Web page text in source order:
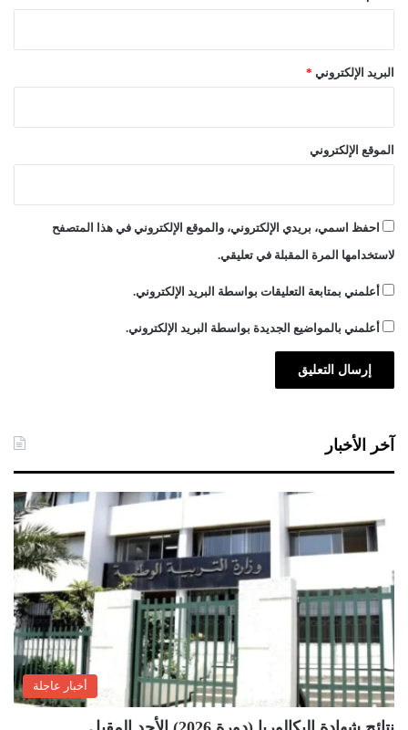
البريد الإلكتروني *
الموقع الإلكتروني
احفظ اسمي، بريدي الإلكتروني، والموقع الإلكتروني في هذا المتصفح
لاستخدامها المرة المقبلة في تعليقي.
أعلمني بمتابعة التعليقات بواسطة البريد الإلكتروني.
أعلمني بالمواضيع الجديدة بواسطة البريد الإلكتروني.
آخر الأخبار
أخبار عاجلة